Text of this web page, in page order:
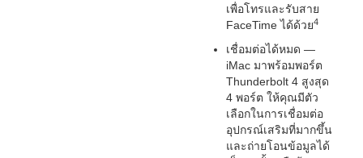
เพื่อโทรและรับสาย
FaceTime ได้ด้วย4
เชื่อมต่อได้หมด —
iMac มาพร้อมพอร์ต
Thunderbolt 4 สูงสุด
4 พอร์ต ให้คุณมีตัว
เลือกในการเชื่อมต่อ
อุปกรณ์เสริมที่มากขึ้น
และถ่ายโอนข้อมูลได้